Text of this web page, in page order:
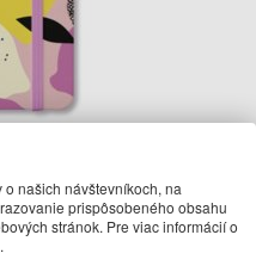
maly
našich návštevníkoch, na
prispôsobeného obsahu
stránok. Pre viac informácií o